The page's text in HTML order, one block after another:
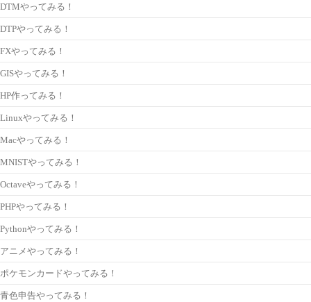
DTMやってみる！
DTPやってみる！
FXやってみる！
GISやってみる！
HP作ってみる！
Linuxやってみる！
Macやってみる！
MNISTやってみる！
Octaveやってみる！
PHPやってみる！
Pythonやってみる！
アニメやってみる！
ポケモンカードやってみる！
青色申告やってみる！